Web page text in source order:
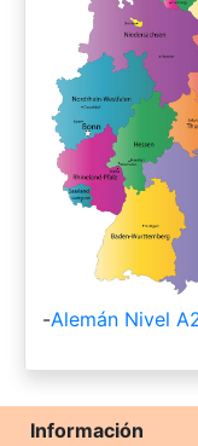
-Alemán Nivel
Información